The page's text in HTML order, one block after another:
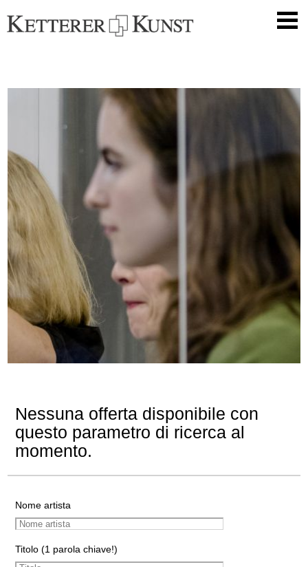
Nessuna offerta disponibile con
questo parametro di ricerca al
momento.
Nome artista
Titolo (1 parola chiave!)